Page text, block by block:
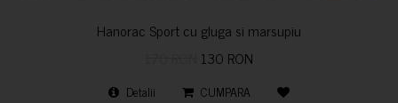
Hanorac Sport cu gluga si marsupiu
130 RON
Detalii CUMPARA